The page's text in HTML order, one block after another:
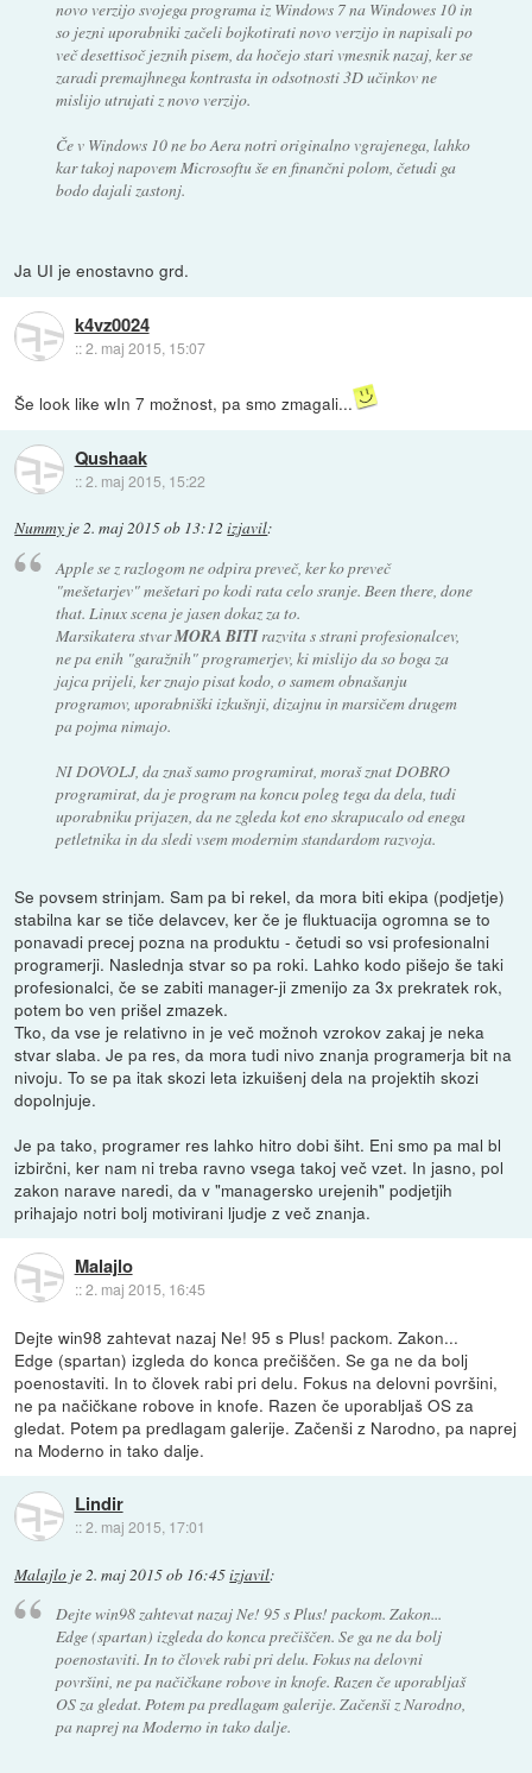
novo verzijo svojega programa iz Windows 7 na Windowes 10 in
so jezni uporabniki začeli bojkotirati novo verzijo in napisali po
več desettisoč jeznih pisem, da hočejo stari vmesnik nazaj, ker se
zaradi premajhnega kontrasta in odsotnosti 3D učinkov ne
mislijo utrujati z novo verzijo.
Če v Windows 10 ne bo Aera notri originalno vgrajenega, lahko
kar takoj napovem Microsoftu še en finančni polom, četudi ga
bodo dajali zastonj.
Ja UI je enostavno grd.
k4vz0024
::2. maj 2015, 15:07
Še look like wIn 7 možnost, pa smo zmagali...
Qushaak
::2. maj 2015, 15:22
Nummy je2. maj 2015 ob 13:12 izjavil:
Apple se z razlogom ne odpira preveč, ker ko preveč
"mešetarjev" mešetari po kodi rata celo sranje. Been there, done
that. Linux scena je jasen dokaz za to.
Marsikatera stvarMORA BITIrazvita s strani profesionalcev,
ne pa enih "garažnih" programerjev, ki mislijo da so boga za
jajca prijeli, ker znajo pisat kodo, o samem obnašanju
programov, uporabniški izkušnji, dizajnu in marsičem drugem
pa pojma nimajo.
NI DOVOLJ, da znaš samo programirat, moraš znat DOBRO
programirat, da je program na koncu poleg tega da dela, tudi
uporabniku prijazen, da ne zgleda kot eno skrapucalo od enega
petletnika in da sledi vsem modernim standardom razvoja.
Se povsem strinjam. Sam pa bi rekel, da mora biti ekipa (podjetje)
stabilna kar se tiče delavcev, ker če je fluktuacija ogromna se to
ponavadi precej pozna na produktu - četudi so vsi profesionalni
programerji. Naslednja stvar so pa roki. Lahko kodo pišejo še taki
profesionalci, če se zabiti manager-ji zmenijo za 3x prekratek rok,
potem bo ven prišel zmazek.
Tko, da vse je relativno in je več možnoh vzrokov zakaj je neka
stvar slaba. Je pa res, da mora tudi nivo znanja programerja bit na
nivoju. To se pa itak skozi leta izkuišenj dela na projektih skozi
dopolnjuje.
Je pa tako, programer res lahko hitro dobi šiht. Eni smo pa mal bl
izbirčni, ker nam ni treba ravno vsega takoj več vzet. In jasno, pol
zakon narave naredi, da v "managersko urejenih" podjetjih
prihajajo notri bolj motivirani ljudje z več znanja.
Malajlo
::2. maj 2015, 16:45
Dejte win98 zahtevat nazaj Ne! 95 s Plus! packom. Zakon...
Edge (spartan) izgleda do konca prečiščen. Se ga ne da bolj
poenostaviti. In to človek rabi pri delu. Fokus na delovni površini,
ne pa načičkane robove in knofe. Razen če uporabljaš OS za
gledat. Potem pa predlagam galerije. Začenši z Narodno, pa naprej
na Moderno in tako dalje.
Lindir
::2. maj 2015, 17:01
Malajlo je2. maj 2015 ob 16:45izjavil:
Dejte win98 zahtevat nazaj Ne! 95 s Plus! packom. Zakon...
Edge (spartan) izgleda do konca prečiščen. Se ga ne da bolj
poenostaviti. In to človek rabi pri delu. Fokus na delovni
površini, ne pa načičkane robove in knofe. Razen če uporabljaš
OS za gledat. Potem pa predlagam galerije. Začenši z Narodno,
pa naprej na Moderno in tako dalje.